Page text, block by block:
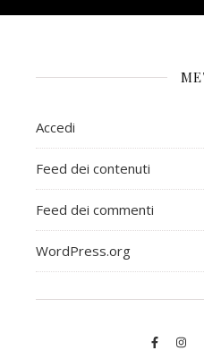
Accedi
Feed dei contenuti
Feed dei commenti
WordPress.org